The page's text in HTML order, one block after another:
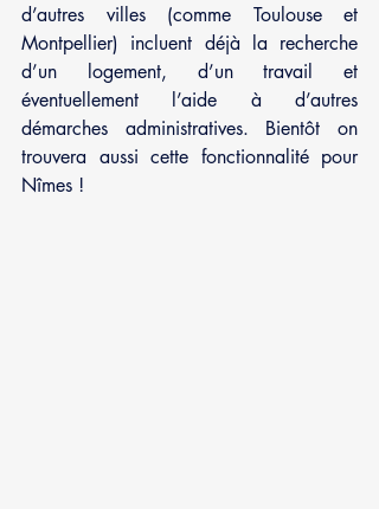
d’autres villes (comme Toulouse et
Montpellier) incluent déjà la recherche
d’un logement, d’un travail et
éventuellement l’aide à d’autres
démarches administratives. Bientôt on
trouvera aussi cette fonctionnalité pour
Nîmes !